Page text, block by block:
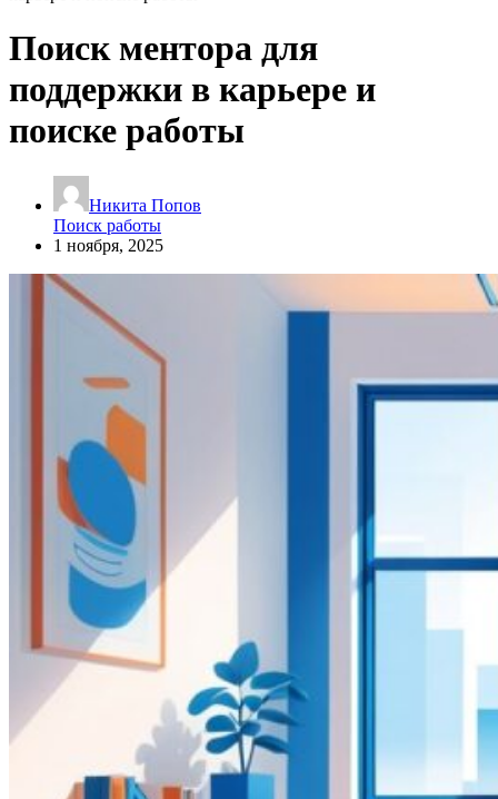
Поиск ментора для
поддержки в карьере и
поиске работы
Никита Попов
Поиск работы
1 ноября, 2025